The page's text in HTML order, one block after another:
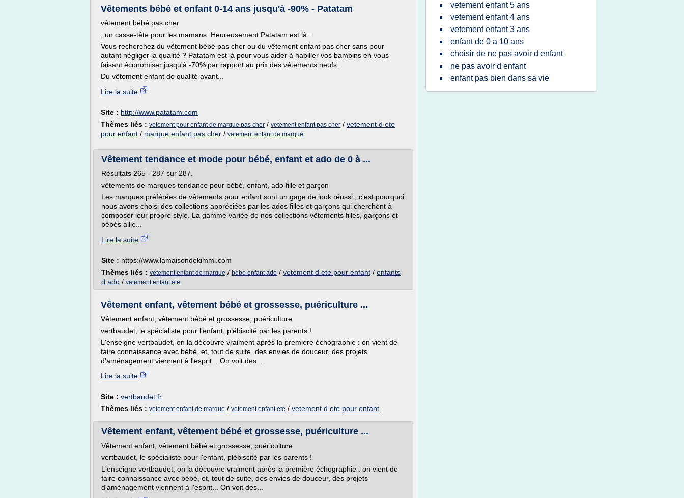
Vêtements bébé et enfant 0-14 ans jusqu'à -90% - Patatam
vêtement bébé pas cher
, un casse-tête pour les mamans. Heureusement Patatam est là :
Vous recherchez du vêtement bébé pas cher ou du vêtement enfant pas cher sans pour
autant négliger la qualité ? Patatam est là pour vous aider à habiller vos bambins en vous
faisant économiser jusqu'à -70% par rapport au prix des vêtements neufs.
Du vêtement enfant de qualité avant...
Lire la suite
Site : http://www.patatam.com
Thèmes liés : vetement pour enfant de marque pas cher / vetement enfant pas cher / vetement d ete
pour enfant / marque enfant pas cher / vetement enfant de marque
Vêtement tendance et mode pour bébé, enfant et ado de 0 à ...
Résultats 265 - 287 sur 287.
vêtements de marques tendance pour bébé, enfant, ado fille et garçon
Les marques préférées de vêtements pour enfant sont un gage de look réussi , c'est pourquoi
nous avons choisi des collections appréciées par les ados filles et garçons qui cherchent à
composer leur propre style. La gamme variée de nos collections vêtements filles, garçons et
bébés allie...
Lire la suite
Site : https://www.lamaisondekimmi.com
Thèmes liés : vetement enfant de marque / bebe enfant ado / vetement d ete pour enfant / enfants
d ado / vetement enfant ete
Vêtement enfant, vêtement bébé et grossesse, puériculture ...
Vêtement enfant, vêtement bébé et grossesse, puériculture
vertbaudet, le spécialiste pour l'enfant, plébiscité par les parents !
L'enseigne vertbaudet, on la découvre vraiment après la première échographie : on vient de
faire connaissance avec bébé, et, tout de suite, des envies de douceur, des projets
d'aménagement viennent à l'esprit... On voit des...
Lire la suite
Site : vertbaudet.fr
Thèmes liés : vetement enfant de marque / vetement enfant ete / vetement d ete pour enfant
Vêtement enfant, vêtement bébé et grossesse, puériculture ...
Vêtement enfant, vêtement bébé et grossesse, puériculture
vertbaudet, le spécialiste pour l'enfant, plébiscité par les parents !
L'enseigne vertbaudet, on la découvre vraiment après la première échographie : on vient de
faire connaissance avec bébé, et, tout de suite, des envies de douceur, des projets
d'aménagement viennent à l'esprit... On voit des...
vetement enfant 5 ans
vetement enfant 4 ans
vetement enfant 3 ans
enfant de 0 a 10 ans
choisir de ne pas avoir d enfant
ne pas avoir d enfant
enfant pas bien dans sa vie